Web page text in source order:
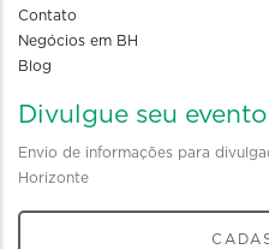
Contato
Negócios em BH
Blog
Divulgue seu evento
Envio de informações para
Horizonte